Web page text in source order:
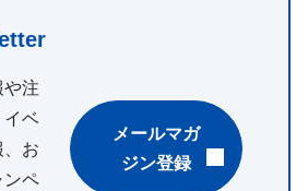
や注
イベ
、お
ンペ
メールマガ
ジン登録